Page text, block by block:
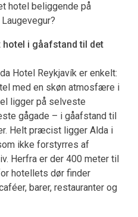
hotel beliggende på
i gåafstand til det
Hotel Reykjavík er enkelt:
med en skøn atmosfære i
ligger på selveste
gågade – i gåafstand til
Helt præcist ligger Alda i
ikke forstyrres af
Herfra er der 400 meter til
hotellets dør finder
barer, restauranter og